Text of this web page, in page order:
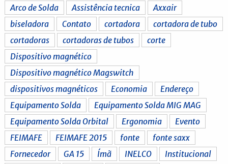
Arco de Solda Assistência tecnica
Axxair
biseladora
Contato cortadora
cortadora de tubo
cortadoras
cortadoras de tubos
corte
Dispositivo magnético
Dispositivo magnético Magswitch
dispositivos magnéticos
Economia
Endereço
Equipamento Solda
Equipamento Solda MIG MAG
Equipamento Solda Orbital
Ergonomia
Evento
FEIMAFE
FEIMAFE 2015 fonte
fonte saxx
Fornecedor
GA 15 Ímã INELCO
Institucional